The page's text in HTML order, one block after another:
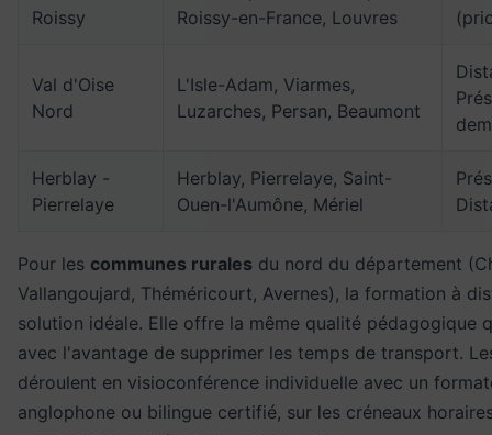
Roissy
Roissy-en-France, Louvres
Val d'Oise
Nord
L'Isle-Adam, Viarmes,
Luzarches, Persan, Beaumont
Herblay -
Pierrelaye
Herblay, Pierrelaye, Saint-
Ouen-l'Aumône, Mériel
Pour les communes rurales du nord du département
Vallangoujard, Théméricourt, Avernes), la formation à
solution idéale. Elle offre la même qualité pédagogique
avec l'avantage de supprimer les temps de transport.
déroulent en visioconférence individuelle avec un
anglophone ou bilingue certifié, sur les créneaux